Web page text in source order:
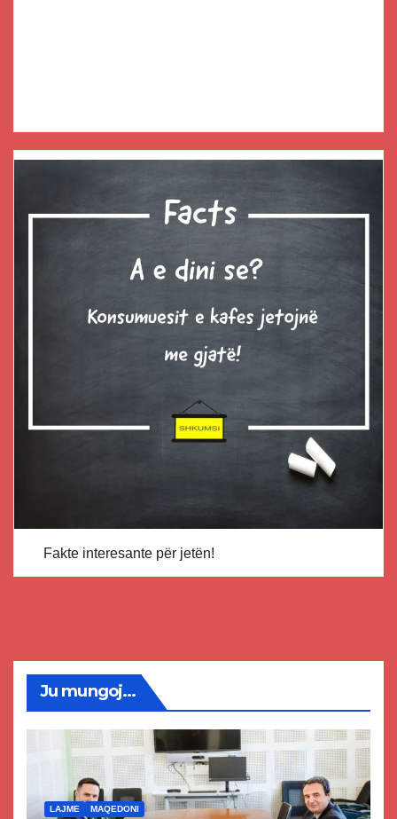
Fakte interesante për jetën!
Ju mungoj...
LAJME MAQEDONI